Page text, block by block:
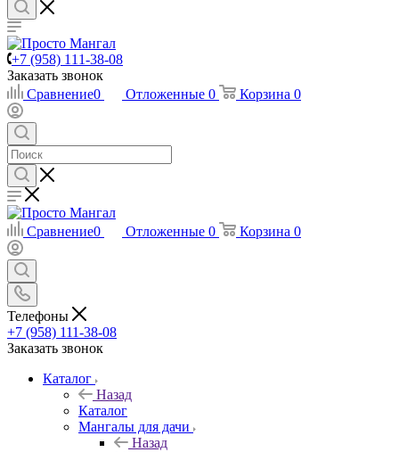
+7 (958) 111-38-08
Заказать звонок
Сравнение0 Отложенные 0 Корзина 0
Сравнение0 Отложенные 0 Корзина 0
Телефоны
+7 (958) 111-38-08
Заказать звонок
Каталог
Назад
Каталог
Мангалы для дачи
Назад